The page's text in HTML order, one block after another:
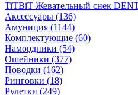
TiTBiT Жевательный снек
Аксессуары (136)
Амуниция (1144)
Комплектующие (60)
Намордники (54)
Ошейники (377)
Поводки (162)
Ринговки (18)
Рулетки (249)